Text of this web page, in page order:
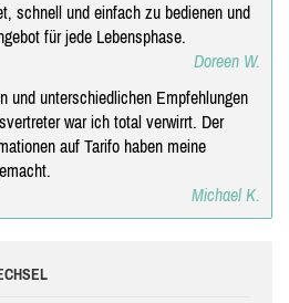
schnell und einfach zu bedienen und
für jede Lebensphase.
Doreen W.
und unterschiedlichen Empfehlungen
war ich total verwirrt. Der
auf Tarifo haben meine
Michael K.